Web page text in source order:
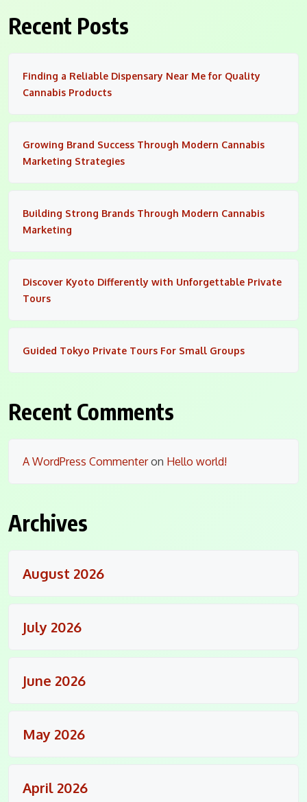
Recent Posts
Finding a Reliable Dispensary Near Me for Quality
Cannabis Products
Growing Brand Success Through Modern Cannabis
Marketing Strategies
Building Strong Brands Through Modern Cannabis
Marketing
Discover Kyoto Differently with Unforgettable Private
Tours
Guided Tokyo Private Tours For Small Groups
Recent Comments
A WordPress Commenteron Hello world!
Archives
August 2026
July 2026
June 2026
May 2026
April 2026